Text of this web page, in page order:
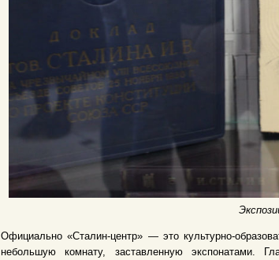
Официально «Сталин-центр» — это культурно-
небольшую комнату, заставленную